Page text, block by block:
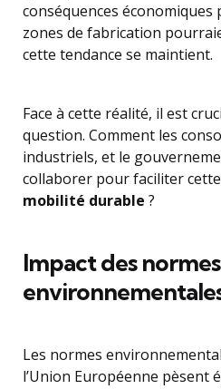
conséquences économiques
zones de fabrication
cette tendance se maintient.
Face à cette réalité, il est
question. Comment les
industriels, et le
collaborer pour faciliter
mobilité durable ?
Impact des normes
Les normes
l’Union Européenne pèsent